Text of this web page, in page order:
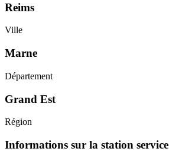
Reims
Ville
Marne
Département
Grand Est
Région
Informations sur la station service